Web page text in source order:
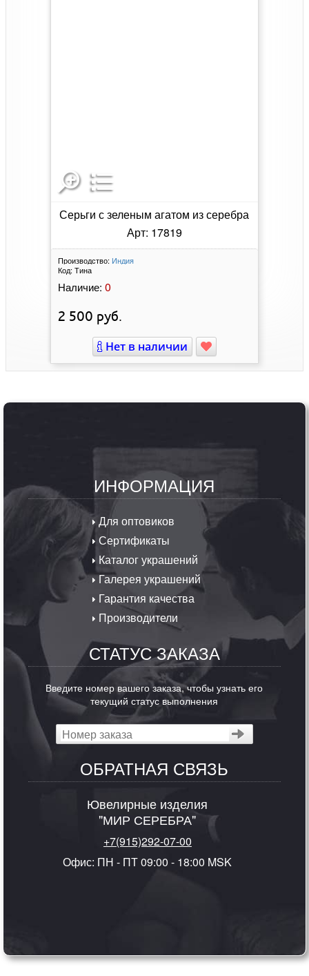
Серьги с зеленым агатом из серебра
Арт: 17819
Производство: Индия
Код: Тина
Наличие: 0
2 500 руб.
Нет в наличии
ИНФОРМАЦИЯ
Для оптовиков
Сертификаты
Каталог украшений
Галерея украшений
Гарантия качества
Производители
СТАТУС ЗАКАЗА
Введите номер вашего заказа, чтобы узнать его
текущий статус выполнения
ОБРАТНАЯ СВЯЗЬ
Ювелирные изделия
"МИР СЕРЕБРА"
+7(915)292-07-00
Офис: ПН - ПТ 09:00 - 18:00 MSK